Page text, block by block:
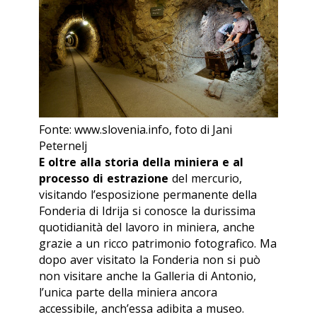
Fonte: www.slovenia.info, foto di Jani
Peternelj
E oltre alla storia della miniera e al
processo di estrazione del mercurio,
visitando l’esposizione permanente della
Fonderia di Idrija si conosce la durissima
quotidianità del lavoro in miniera, anche
grazie a un ricco patrimonio fotografico. Ma
dopo aver visitato la Fonderia non si può
non visitare anche la Galleria di Antonio,
l’unica parte della miniera ancora
accessibile, anch’essa adibita a museo.